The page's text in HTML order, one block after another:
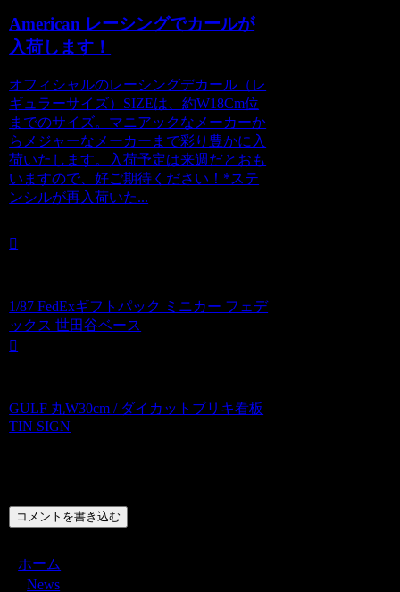
American レーシングでカールが
入荷します！
オフィシャルのレーシングデカール（レ
ギュラーサイズ）SIZEは、約W18Cm位
までのサイズ。マニアックなメーカーか
らメジャーなメーカーまで彩り豊かに入
荷いたします。入荷予定は来週だとおも
いますので、好ご期待ください！*ステ
ンシルが再入荷いた...
1/87 FedExギフトパック ミニカー フェデ
ックス 世田谷ベース
GULF 丸W30cm / ダイカットブリキ看板
TIN SIGN
コメントを書き込む
ホーム
News